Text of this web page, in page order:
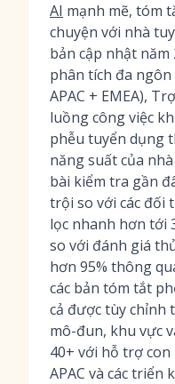
AI mạnh mẽ, tóm
chuyện với nhà
bản cập nhật năm
phân tích đa
APAC + EMEA),
luồng công việc
phễu tuyển dụng
năng suất của
bài kiểm tra gần
trội so với các đối
lọc nhanh hơn tới
so với đánh giá
hơn 95% thông
các bản tóm tắt
cả được tùy chỉnh
mô-đun, khu vực
40+ với hỗ trợ
APAC và các triển